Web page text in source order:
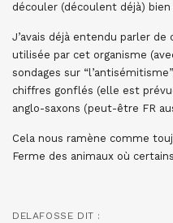
découler (découlent déjà) bien
J’avais déjà entendu parler
utilisée par cet organisme
sondages sur
chiffres gonflés (elle est
anglo-saxons (peut-être FR
Cela nous ramène comme
Ferme des animaux où
DELAFOSSE DIT :